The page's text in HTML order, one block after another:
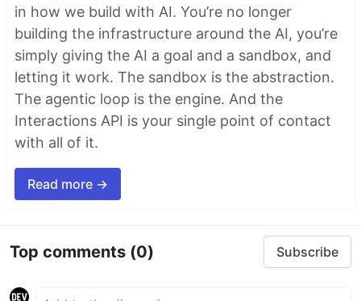
in how we build with AI. You’re no longer
building the infrastructure around the AI, you’re
simply giving the AI a goal and a sandbox, and
letting it work. The sandbox is the abstraction.
The agentic loop is the engine. And the
Interactions API is your single point of contact
with all of it.
Read more →
Top comments (0) Subscribe